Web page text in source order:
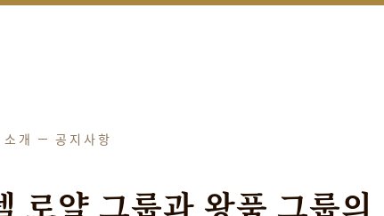
개 공지사항
로얄 그룹과 왕품 그룹의